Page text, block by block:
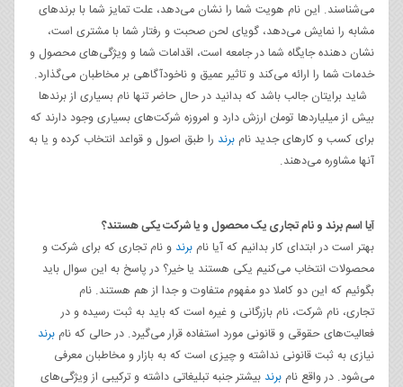
می‌شناسند. این نام هویت شما را نشان می‌دهد، علت تمایز شما با برندهای
مشابه را نمایش می‌دهد، گویای لحن صحبت و رفتار شما با مشتری است،
نشان دهنده جایگاه شما در جامعه است، اقدامات شما و ویژگی‌های محصول و
خدمات شما را ارائه می‌کند و تاثیر عمیق و ناخودآگاهی بر مخاطبان می‌گذارد.
شاید برایتان جالب باشد که بدانید در حال حاضر تنها نام بسیاری از برندها
بیش از میلیاردها تومان ارزش دارد و امروزه شرکت‌های بسیاری وجود دارند که
برای کسب و کارهای جدید نام برند را طبق اصول و قواعد انتخاب کرده و یا به
آنها مشاوره می‌دهند.
آیا اسم برند و نام تجاری یک محصول و یا شرکت یکی هستند؟
بهتر است در ابتدای کار بدانیم که آیا نام برند و نام تجاری که برای شرکت و
محصولات انتخاب می‌کنیم یکی هستند یا خیر؟ در پاسخ به این سوال باید
بگوئیم که این دو کاملا دو مفهوم متفاوت و جدا از هم هستند. نام
تجاری، نام شرکت، نام بازرگانی و غیره است که باید به ثبت رسیده و در
فعالیت‌های حقوقی و قانونی مورد استفاده قرار می‌گیرد. در حالی که نام برند
نیازی به ثبت قانونی نداشته و چیزی است که به بازار و مخاطبان معرفی
می‌شود. در واقع نام برند بیشتر جنبه تبلیغاتی داشته و ترکیبی از ویژگی‌های